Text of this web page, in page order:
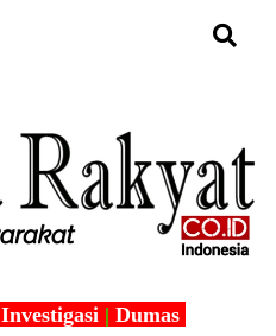
Investigasi | Dumas